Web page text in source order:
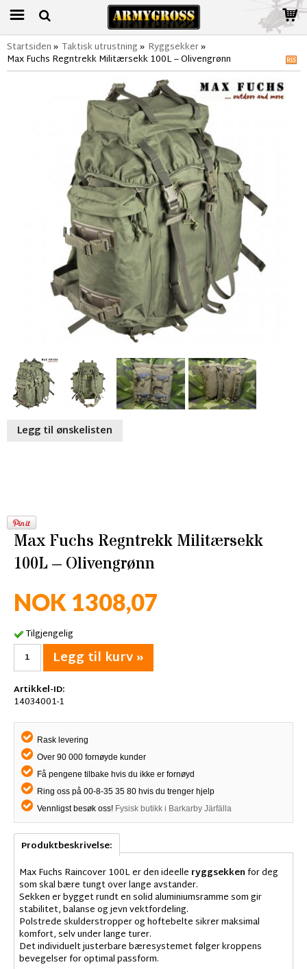
Startsiden» Taktisk utrustning» Ryggsekker»
Max Fuchs Regntrekk Militærsekk 100L – Olivengrønn
Legg til ønskelisten
Max Fuchs Regntrekk Militærsekk
100L – Olivengrønn
NOK 1308,07
Tilgjengelig
Legg til kurv »
Artikkel-ID:
14034001-1
Rask levering
Over 90 000 fornøyde kunder
Få pengene tilbake hvis du ikke er fornøyd
Ring oss på 00-8-35 35 80 hvis du trenger hjelp
Vennligst besøk oss! Fysisk butikk i Barkarby Järfälla
Produktbeskrivelse:
Max Fuchs Raincover 100L er den ideelle ryggsekkenfor deg
som skal bære tungt over lange avstander.
Sekken er bygget rundt en solid aluminiumsramme som gir
stabilitet, balanse og jevn vektfordeling.
Polstrede skulderstropper og hoftebelte sikrer maksimal
komfort, selv under lange turer.
Det individuelt justerbare bæresystemet følger kroppens
bevegelser for optimal passform.